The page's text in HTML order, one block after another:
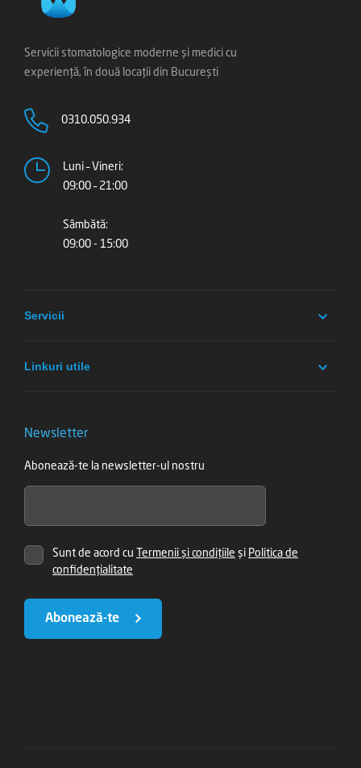
Servicii stomatologice moderne și medici cu
experiență, în două locații din București
0310.050.934
Luni – Vineri:
09:00 – 21:00
Sâmbătă:
09:00 - 15:00
Servicii
Linkuri utile
Newsletter
Abonează-te la newsletter-ul nostru
Sunt de acord cu Termenii și condițiile și Politica de
confidențialitate
Abonează-te